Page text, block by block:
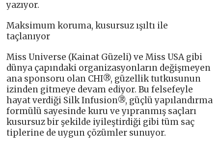
yazıyor.
Maksimum koruma, kusursuz ışıltı ile
taçlanıyor
Miss Universe (Kainat Güzeli) ve Miss USA gibi
dünya çapındaki organizasyonların değişmeyen
ana sponsoru olan CHI®, güzellik tutkusunun
izinden gitmeye devam ediyor. Bu felsefeyle
hayat verdiği Silk Infusion®, güçlü yapılandırma
formülü sayesinde kuru ve yıpranmış saçları
kusursuz bir şekilde iyileştirdiği gibi tüm saç
tiplerine de uygun çözümler sunuyor.